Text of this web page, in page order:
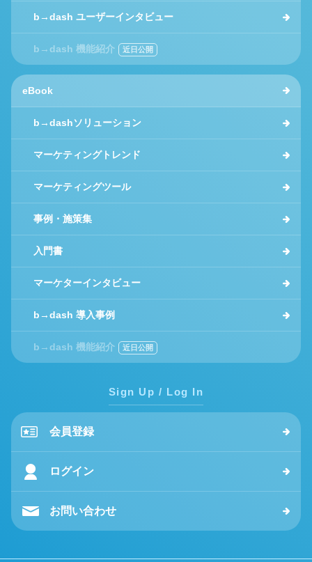
b→dash ユーザーインタビュー
b→dash 機能紹介
eBook
b→dashソリューション
マーケティングトレンド
マーケティングツール
事例・施策集
入門書
マーケターインタビュー
b→dash 導入事例
b→dash 機能紹介
Sign Up / Log In
会員登録
ログイン
お問い合わせ